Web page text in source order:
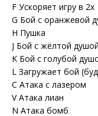
F Ускоряет игру в 2x
G Бой с оранжевой
H Пушка
J Бой с жёлтой душой
K Бой с голубой
L Загружает бой
C Атака с лазером
V Атака лиан
N Атака бомб